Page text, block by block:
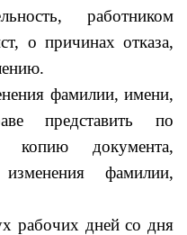
работником
о причинах отказа,
фамилии, имени,
представить по
копию документа,
фамилии,
дней со дня